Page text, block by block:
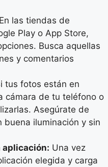
En las tiendas de
Play o App Store,
Busca aquellas
y comentarios
tus fotos están en
cámara de tu teléfono o
Asegúrate de
buena iluminación y sin
aplicación: Una vez
elegida y carga